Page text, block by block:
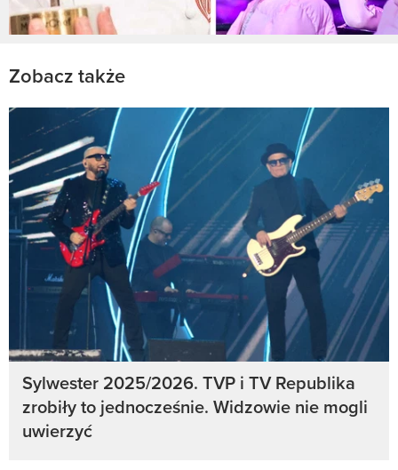
Zobacz także
Sylwester 2025/2026. TVP i TV Republika
zrobiły to jednocześnie. Widzowie nie mogli
uwierzyć